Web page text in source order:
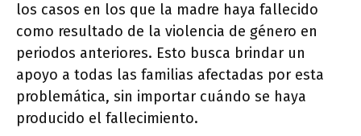
los casos en los que la madre haya fallecido
como resultado de la violencia de género en
periodos anteriores. Esto busca brindar un
apoyo a todas las familias afectadas por esta
problemática, sin importar cuándo se haya
producido el fallecimiento.